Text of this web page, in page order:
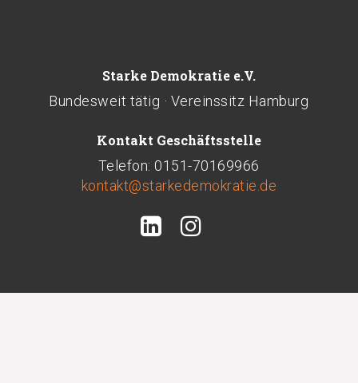
Starke Demokratie e.V.
Bundesweit tätig · Vereinssitz Hamburg
Kontakt Geschäftsstelle
Telefon: 0151-70169966
kontakt@starkedemokratie.de